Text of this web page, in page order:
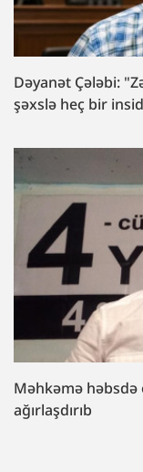
Dəyanət Çələbi:
şəxslə heç bir
Məhkəmə həbsdə
ağırlaşdırıb